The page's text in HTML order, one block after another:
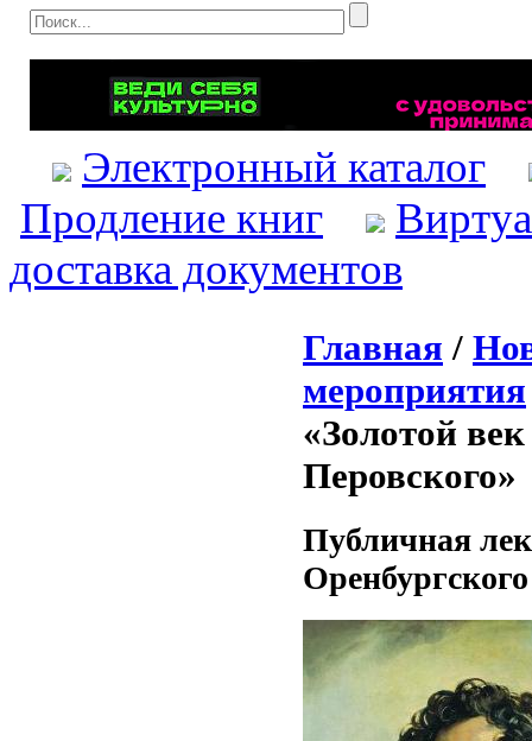
Электронный каталог
Продление книг
доставка документов
Главная /
мероприятия
«Золотой
Перовского»
Публичная